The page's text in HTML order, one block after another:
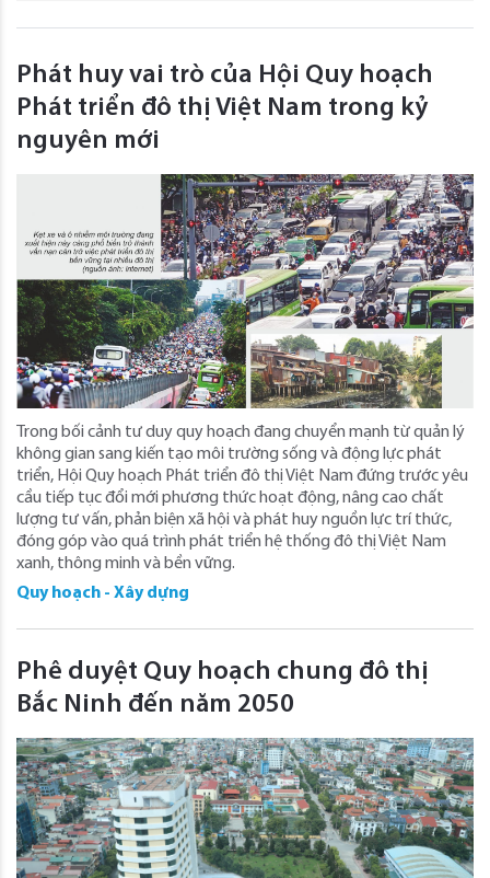
Phát huy vai trò của Hội Quy hoạch
Phát triển đô thị Việt Nam trong kỷ
nguyên mới
Trong bối cảnh tư duy quy hoạch đang chuyển mạnh từ quản lý
không gian sang kiến tạo môi trường sống và động lực phát
triển, Hội Quy hoạch Phát triển đô thị Việt Nam đứng trước yêu
cầu tiếp tục đổi mới phương thức hoạt động, nâng cao chất
lượng tư vấn, phản biện xã hội và phát huy nguồn lực trí thức,
đóng góp vào quá trình phát triển hệ thống đô thị Việt Nam
xanh, thông minh và bền vững.
Quy hoạch - Xây dựng
Phê duyệt Quy hoạch chung đô thị
Bắc Ninh đến năm 2050